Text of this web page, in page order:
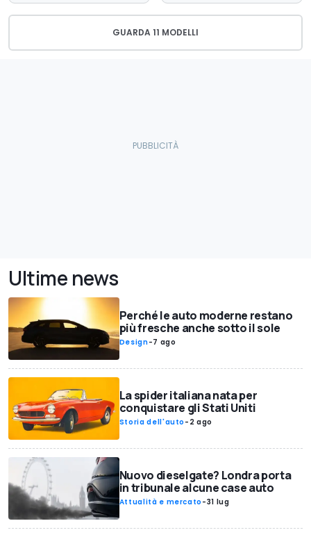
GUARDA 11 MODELLI
Ultime news
Perché le auto moderne restano
più fresche anche sotto il sole
Design-7 ago
La spider italiana nata per
conquistare gli Stati Uniti
Storia dell'auto - 2 ago
Nuovo dieselgate? Londra porta
in tribunale alcune case auto
Attualità e mercato -31 lug